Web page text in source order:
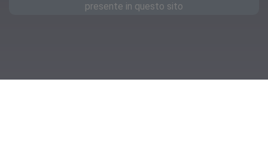
presente in questo sito